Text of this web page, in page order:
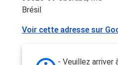
Brésil
Voir cette adresse sur
- Veuillez arriver